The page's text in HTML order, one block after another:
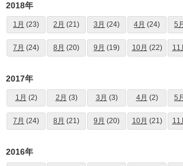
2018年
1月 (23) 2月 (21) 3月 (24) 4月 (24) 5月
7月 (24) 8月 (20) 9月 (19) 10月 (22) 11
2017年
1月 (2) 2月 (3) 3月 (3) 4月 (2) 5月
7月 (24) 8月 (21) 9月 (20) 10月 (21) 11
2016年